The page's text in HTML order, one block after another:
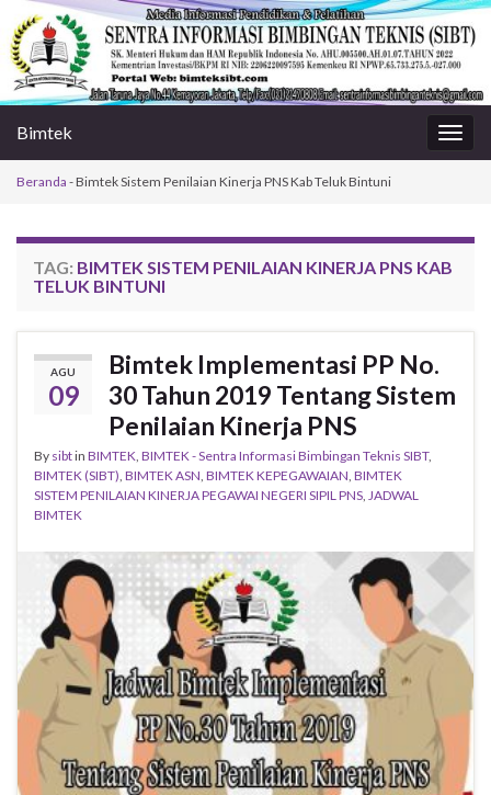
Bimtek
Beranda -Bimtek Sistem Penilaian Kinerja PNS Kab Teluk Bintuni
TAG: BIMTEK SISTEM PENILAIAN KINERJA PNS KAB
TELUK BINTUNI
AGU
09
Bimtek Implementasi PP No.
30 Tahun 2019 Tentang Sistem
Penilaian Kinerja PNS
By sibtin BIMTEK, BIMTEK - Sentra Informasi Bimbingan Teknis SIBT,
BIMTEK (SIBT), BIMTEK ASN, BIMTEK KEPEGAWAIAN, BIMTEK
SISTEM PENILAIAN KINERJA PEGAWAI NEGERI SIPIL PNS, JADWAL
BIMTEK